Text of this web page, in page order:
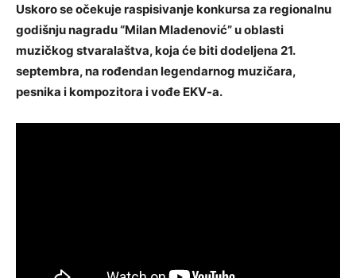
Uskoro se očekuje raspisivanje konkursa za regionalnu
godišnju nagradu “Milan Mladenović” u oblasti
muzičkog stvaralaštva, koja će biti dodeljena 21.
septembra, na rođendan legendarnog muzičara,
pesnika i kompozitora i vođe EKV-a.